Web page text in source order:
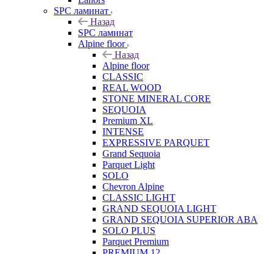
SPC ламинат
Назад
SPC ламинат
Alpine floor
Назад
Alpine floor
CLASSIC
REAL WOOD
STONE MINERAL CORE
SEQUOIA
Premium XL
INTENSE
EXPRESSIVE PARQUET
Grand Sequoia
Parquet Light
SOLO
Chevron Alpine
CLASSIC LIGHT
GRAND SEQUOIA LIGHT
GRAND SEQUOIA SUPERIOR ABA
SOLO PLUS
Parquet Premium